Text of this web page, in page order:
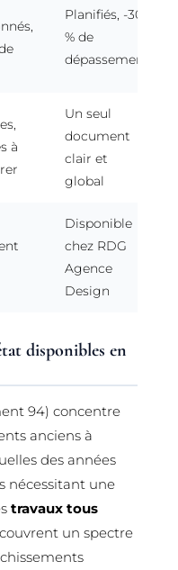
Planifiés, -30
% de
dépassement
à
Un seul
document
clair et
global
Disponible
chez RDG
Agence
Design
disponibles en
94) concentre
anciens à
des années
nécessitant une
travaux tous
un spectre